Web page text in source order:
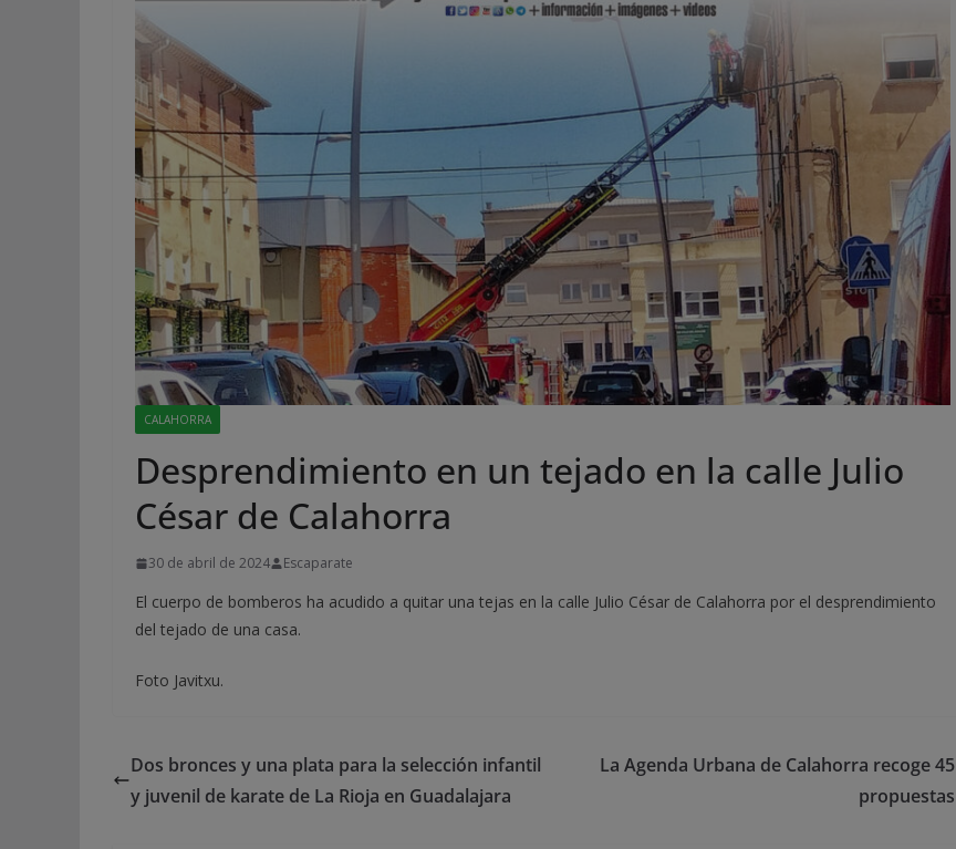
CALAHORRA
Desprendimiento en un tejado en la calle Julio
César de Calahorra
30 de abril de 2024 Escaparate
El cuerpo de bomberos ha acudido a quitar una tejas en la calle Julio César de Calahorra por el desprendimiento
del tejado de una casa.
Foto Javitxu.
Dos bronces y una plata para la selección infantil
y juvenil de karate de La Rioja en Guadalajara
La Agenda Urbana de Calahorra recoge 45
propuestas